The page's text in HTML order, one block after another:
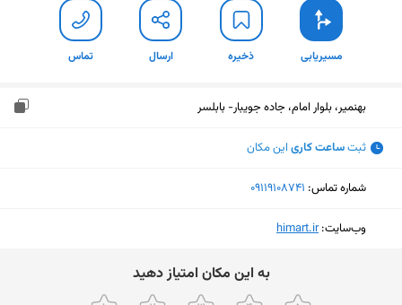
مسیریابی ذخیره ارسال تماس
بهنمیر، بلوار امام، جاده جویبار- بابلسر
ثبتساعت کاری این مکان
شماره تماس: ‎09119108741
وب‌سایت:‎himart.ir
ﺑﻪ اﯾﻦ ﻣﮑﺎن اﻣﺘﯿﺎز دﻫﯿﺪ